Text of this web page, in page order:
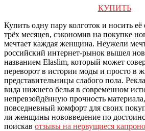
КУПИТЬ
Купить одну пару колготок и носить
трёх месяцев, сэкономив на покупке
мечтает каждая женщина. Неужели
российский интернет-рынок вышел
названием Elaslim, который может
переворот в истории моды и просто в
представительницы слабого пола.
вида нижнего белья в современном
непревзойдённую прочность
повседневный комфорт для своих
ли женщины нововведение по
поискав отзывы на нервущиеся